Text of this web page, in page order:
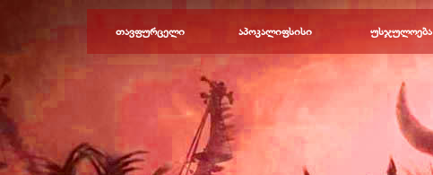
Перейти к контенту
თავფურცელი აპოკალიფსისი ▼
უსჯულოება